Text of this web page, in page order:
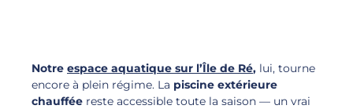
Notre espace aquatique sur l’Île de Ré, lui, tourne
encore à plein régime. La piscine extérieure
chauffée reste accessible toute la saison — un vrai